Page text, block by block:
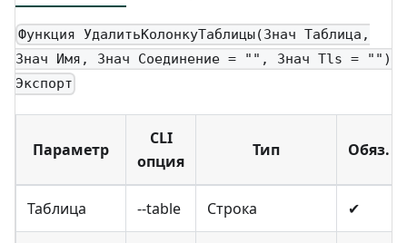
Функция УдалитьКолонкуТаблицы(Знач Таблица,
Знач Имя, Знач Соединение = "", Знач Tls = "")
Экспорт
Параметр
CLI
опция
Тип Обяз.
Таблица --table Строка ✔